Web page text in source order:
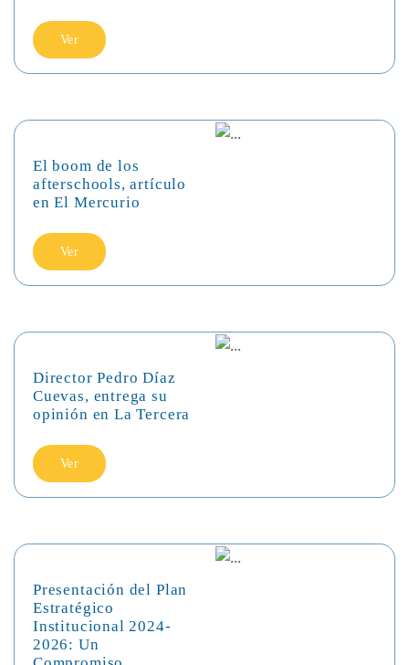
Ver
El boom de los
afterschools, artículo
en El Mercurio
Ver
Director Pedro Díaz
Cuevas, entrega su
opinión en La Tercera
Ver
Presentación del Plan
Estratégico
Institucional 2024-
2026: Un